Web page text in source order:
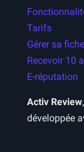
Tarifs
Gérer sa
Recevoir 10
E-réputation
Activ Review
développée